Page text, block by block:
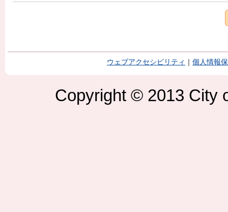
ウェブアクセシビリティ 個人情報
Copyright © 2013 City